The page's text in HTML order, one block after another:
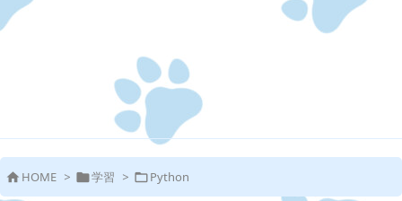
 HOME > 学習 > Python